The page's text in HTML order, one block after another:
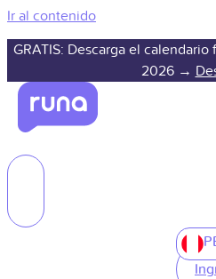
Ir al contenido
GRATIS: Descarga el calendario
2026 →